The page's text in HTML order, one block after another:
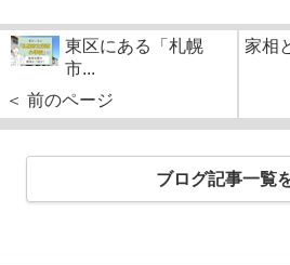
東区にある「札幌
市...
＜ 前のページ
家相
ブログ記事一覧